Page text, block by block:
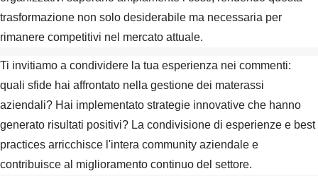
trasformazione non solo desiderabile ma necessaria per
rimanere competitivi nel mercato attuale.
Ti invitiamo a condividere la tua esperienza nei commenti:
quali sfide hai affrontato nella gestione dei materassi
aziendali? Hai implementato strategie innovative che hanno
generato risultati positivi? La condivisione di esperienze e best
practices arricchisce l'intera community aziendale e
contribuisce al miglioramento continuo del settore.